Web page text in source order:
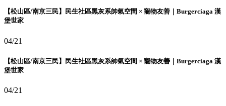
【松山區/南京三民】民生社區黑灰系帥氣空間 × 寵物友善｜Burgerciaga 漢
堡世家
04/21
【松山區/南京三民】民生社區黑灰系帥氣空間 × 寵物友善｜Burgerciaga 漢
堡世家
04/21